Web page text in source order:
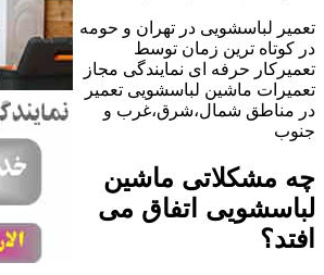
تعمیر لباسشویی در تهران و حومه
در کوتاه ترین زمان توسط
تعمیرکار حرفه ای نمایندگی مجاز
تعمیرات ماشین لباسشویی تعمیر
در مناطق شمال،شرق،غرب و
جنوب
چه مشکلاتی ماشین
لباسشویی اتفاق می
افتد؟